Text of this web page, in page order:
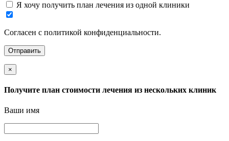
Я хочу получить план лечения из одной клиники
Согласен с политикой конфиденциальности.
×
Получите план стоимости лечения из нескольких клиник
Ваши имя